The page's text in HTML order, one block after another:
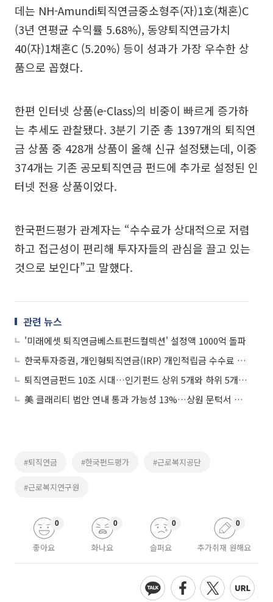
데는 NH-Amundi퇴직연금중소형주(자)1호(채혼)C
(3년 연평균 수익률 5.68%), 동양퇴직연금가치
40(자)1채혼C (5.20%) 등이 성과가 가장 우수한 상
품으로 꼽혔다.
한편 인터넷 상품(e-Class)의 비중이 빠르게 증가하
는 추세도 관찰됐다. 3분기 기준 총 1397개의 퇴직연
금 상품 중 428개 상품이 올해 신규 설정됐는데, 이중
374개는 기존 공모퇴직연금 펀드에 추가로 설정된 인
터넷 전용 상품이었다.
한국펀드평가 관계자는 “수수료가 상대적으로 저렴
하고 접근성이 편리해 투자자들의 관심을 끌고 있는
것으로 보인다”고 말했다.
관련 뉴스
'미래에셋 퇴직연금베스트펀드컬렉션' 설정액 1000억 돌파
한국투자증권, 개인형퇴직연금(IRP) 개인적립금 수수료 면제
퇴직연금펀드 10조 시대…인기펀드 상위 5개와 하위 5개 살펴보니
美 클래리티 법안 연내 통과 가능성 13%…상원 문턱서 제동
#퇴직연금 #한국펀드평가 #근로복지공단
#근로복지연구원
좋아요
0
화나요
0
슬퍼요
0
추가취재 원해요
0